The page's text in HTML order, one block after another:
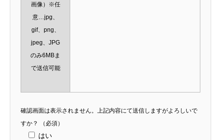
画像）※任
意…jpg、
gif、png、
jpeg、JPG
のみ6MBま
で送信可能
確認画面は表示されません。上記内容にて送信しますがよろしいで
すか？
（必須）
はい